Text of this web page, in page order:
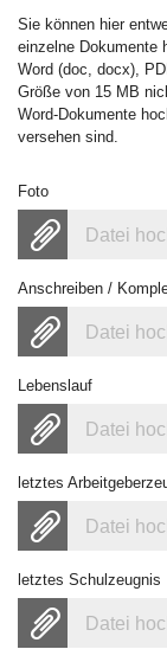
Sie können hier
einzelne Dokumente
Word (doc, docx),
Größe von 15 MB
Word-Dokumente
versehen sind.
Foto
Datei
Anschreiben /
Datei
Lebenslauf
Datei
letztes
Datei
letztes Schulzeugnis
Datei